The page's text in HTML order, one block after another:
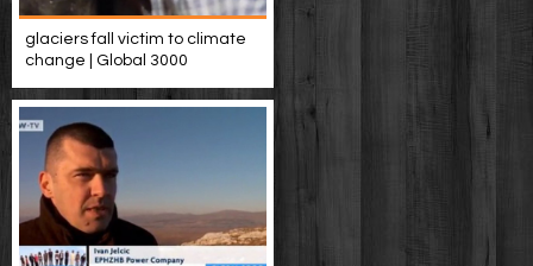
glaciers fall victim to climate
change | Global 3000